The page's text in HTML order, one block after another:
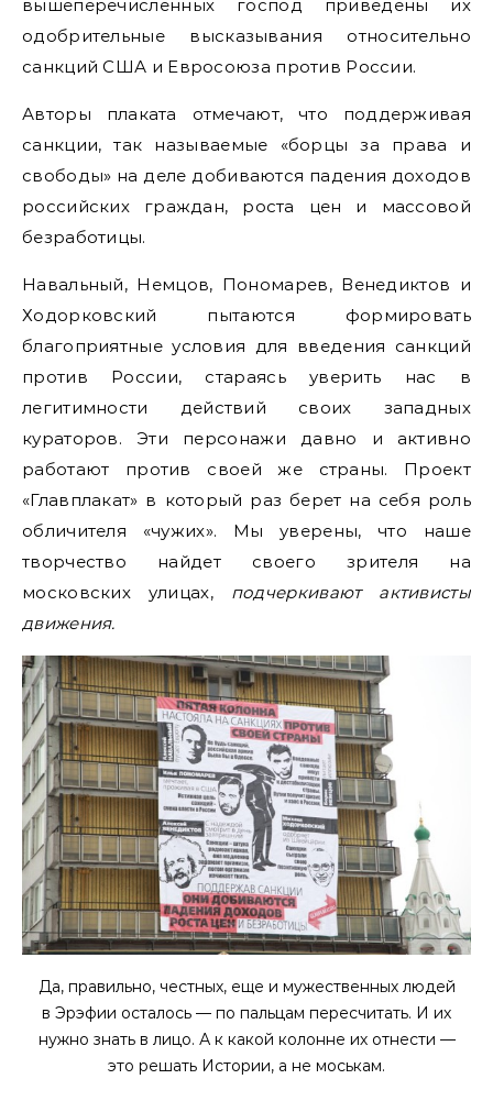
вышеперечисленных господ приведены их
одобрительные высказывания относительно
санкций США и Евросоюза против России.
Авторы плаката отмечают, что поддерживая
санкции, так называемые «борцы за права и
свободы» на деле добиваются падения доходов
российских граждан, роста цен и массовой
безработицы.
Навальный, Немцов, Пономарев, Венедиктов и
Ходорковский пытаются формировать
благоприятные условия для введения санкций
против России, стараясь уверить нас в
легитимности действий своих западных
кураторов. Эти персонажи давно и активно
работают против своей же страны. Проект
«Главплакат» в который раз берет на себя роль
обличителя «чужих». Мы уверены, что наше
творчество найдет своего зрителя на
московских улицах, подчеркивают активисты
движения.
Да, правильно, честных, еще и мужественных людей
в Эрэфии осталось — по пальцам пересчитать. И их
нужно знать в лицо. А к какой колонне их отнести —
это решать Истории, а не моськам.